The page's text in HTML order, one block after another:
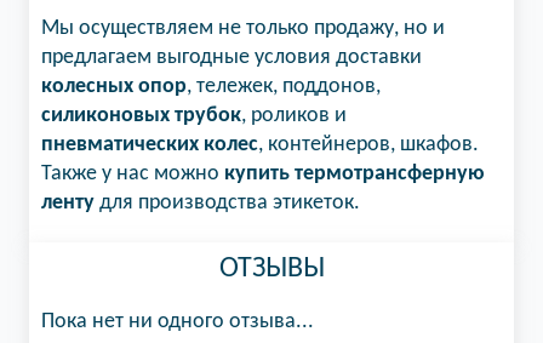
Мы осуществляем не только продажу, но и
предлагаем выгодные условия доставки
колесных опор, тележек, поддонов,
силиконовых трубок, роликов и
пневматических колес, контейнеров, шкафов.
Также у нас можно купить термотрансферную
ленту для производства этикеток.
ОТЗЫВЫ
Пока нет ни одного отзыва...